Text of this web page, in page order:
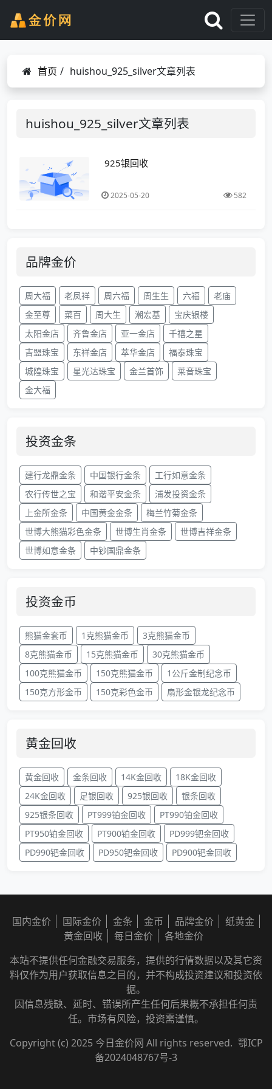
首页 / huishou_925_silver文章列表
huishou_925_silver文章列表
925银回收
2025-05-20 582
品牌金价
周大福 老凤祥 周六福 周生生 六福
老庙
金至尊
菜百 周大生 潮宏基
宝庆银楼
太阳金店
齐鲁金店 亚一金店
千禧之星
吉盟珠宝
东祥金店 萃华金店
福泰珠宝
城隍珠宝
星光达珠宝 金兰首饰
莱音珠宝
金大福
投资金条
建行龙鼎金条 中国银行金条
工行如意金条
农行传世之宝
和谐平安金条
浦发投资金条
上金所金条
中国黄金金条
梅兰竹菊金条
世博大熊猫彩色金条
世博生肖金条
世博吉祥金条
世博如意金条
中钞国鼎金条
投资金币
熊猫金套币 1克熊猫金币
3克熊猫金币
8克熊猫金币
15克熊猫金币
30克熊猫金币
100克熊猫金币
150克熊猫金币
1公斤金制纪念币
150克方形金币
150克彩色金币 扇形金银龙纪念币
黄金回收
黄金回收 金条回收 14K金回收
18K金回收
24K金回收
足银回收 925银回收
银条回收
925银条回收
PT999铂金回收
PT990铂金回收
PT950铂金回收
PT900铂金回收
PD999钯金回收
PD990钯金回收
PD950钯金回收 PD900钯金回收
国内金价 国际金价 金条 金币 品牌金价
纸黄金
黄金回收
每日金价
各地金价
本站不提供任何金融交易服务，提供的行情数据以及其它资
料仅作为用户获取信息之目的，并不构成投资建议和投资依
据。
因信息残缺、延时、错误所产生任何后果概不承担任何责
任。市场有风险，投资需谨慎。
Copyright (c) 2025 今日金价网 All rights reserved. 鄂ICP
备2024048767号-3